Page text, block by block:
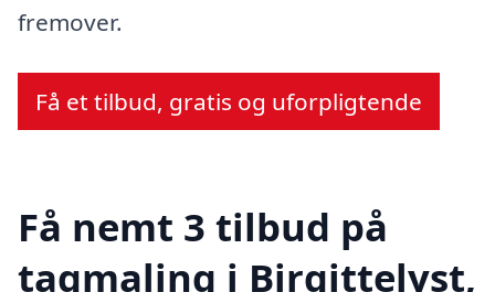
fremover.
Få et tilbud, gratis og uforpligtende
Få nemt 3 tilbud på
tagmaling i Birgittelyst,